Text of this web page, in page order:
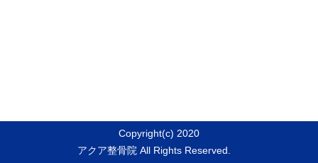
Copyright(c) 2020
アクア整骨院 All Rights Reserved.